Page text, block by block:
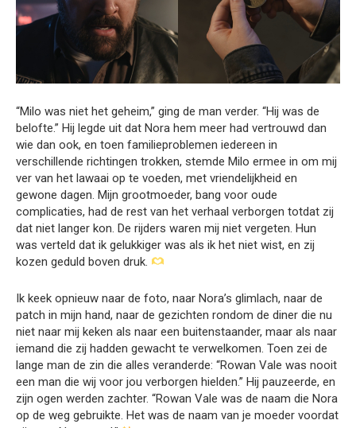
“Milo was niet het geheim,” ging de man verder. “Hij was de
belofte.” Hij legde uit dat Nora hem meer had vertrouwd dan
wie dan ook, en toen familieproblemen iedereen in
verschillende richtingen trokken, stemde Milo ermee in om mij
ver van het lawaai op te voeden, met vriendelijkheid en
gewone dagen. Mijn grootmoeder, bang voor oude
complicaties, had de rest van het verhaal verborgen totdat zij
dat niet langer kon. De rijders waren mij niet vergeten. Hun
was verteld dat ik gelukkiger was als ik het niet wist, en zij
kozen geduld boven druk.
Ik keek opnieuw naar de foto, naar Nora’s glimlach, naar de
patch in mijn hand, naar de gezichten rondom de diner die nu
niet naar mij keken als naar een buitenstaander, maar als naar
iemand die zij hadden gewacht te verwelkomen. Toen zei de
lange man de zin die alles veranderde: “Rowan Vale was nooit
een man die wij voor jou verborgen hielden.” Hij pauzeerde, en
zijn ogen werden zachter. “Rowan Vale was de naam die Nora
op de weg gebruikte. Het was de naam van je moeder voordat